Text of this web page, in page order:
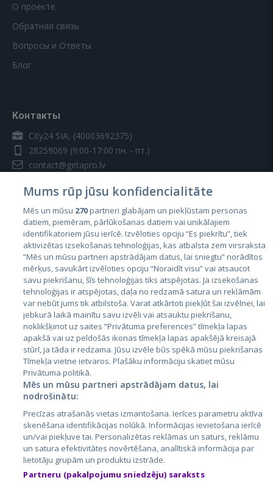
О проекте
Обратная связь
Вопросы и Ответы
Блог
Контакты
City24 SIA, (40003692375)
28259069 (9:00-17:00 пн. - пт.)
contact@getapro.lv
Страны
Эстония
Латвия
Литва
City24.lv
City24.ee
GetaPro.lv
GetaPro.ee
Skelbiu.lt
Autoplius.lt
CVbankas.lt
Kainos.lt
Paslaugos.lt
auto24.ee
Osta.ee
Mums rūp jūsu konfidencialitāte
Mēs un mūsu 270partneri glabājam un piekļūstam personas
datiem, piemēram, pārlūkošanas datiem vai unikālajiem
identifikatoriem jūsu ierīcē. Izvēloties opciju “Es piekrītu”, tiek
aktivizētas izsekošanas tehnoloģijas, kas atbalsta zem virsraksta
“Mēs un mūsu partneri apstrādājam datus, lai sniegtu” norādītos
mērķus, savukārt izvēloties opciju “Noraidīt visu” vai atsaucot
savu piekrišanu, šīs tehnoloģijas tiks atspējotas. Ja izsekošanas
tehnoloģijas ir atspējotas, daļa no redzamā satura un reklāmām
var nebūt jums tik atbilstoša. Varat atkārtoti piekļūt šai izvēlnei, lai
jebkurā laikā mainītu savu izvēli vai atsauktu piekrišanu,
noklikšķinot uz saites “Privātuma preferences” tīmekļa lapas
apakšā vai uz peldošās ikonas tīmekļa lapas apakšējā kreisajā
stūrī, ja tāda ir redzama. Jūsu izvēle būs spēkā mūsu piekrišanas
Tīmekļa vietne ietvaros. Plašāku informāciju skatiet mūsu
Privātuma politikā.
Mēs un mūsu partneri apstrādājam datus, lai
nodrošinātu:
Precīzas atrašanās vietas izmantošana. Ierīces parametru aktīva
skenēšana identifikācijas nolūkā. Informācijas ievietošana ierīcē
un/vai piekļuve tai. Personalizētas reklāmas un saturs, reklāmu
un satura efektivitātes novērtēšana, analītiskā informācija par
lietotāju grupām un produktu izstrāde.
Partneru (pakalpojumu sniedzēju) saraksts